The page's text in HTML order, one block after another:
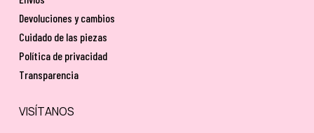
Devoluciones y cambios
Cuidado de las piezas
Política de privacidad
Transparencia
VISÍTANOS